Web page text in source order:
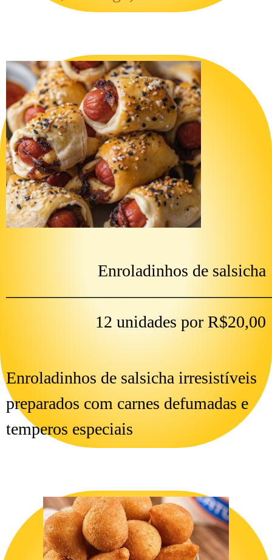
Enroladinhos de salsicha
12 unidades por R$20,00
Enroladinhos de salsicha irresistíveis
preparados com carnes defumadas e
temperos especiais